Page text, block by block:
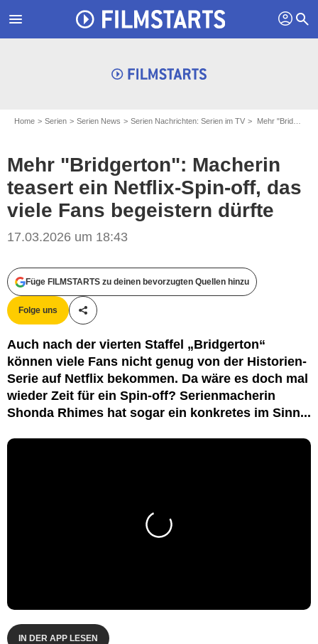
menu profil search
Home Serien Serien News Serien Nachrichten: Serien im TV Mehr "Bridgerton": Macherin teasert ein Netflix-Spin-off, das viele Fans begeistern dürfte
Mehr "Bridgerton": Macherin
teasert ein Netflix-Spin-off, das
viele Fans begeistern dürfte
17.03.2026 um 18:43
Füge FILMSTARTS zu deinen bevorzugten Quellen hinzu
Folge uns
Teile diesen Artikel
Auch nach der vierten Staffel „Bridgerton“
können viele Fans nicht genug von der Historien-
Serie auf Netflix bekommen. Da wäre es doch mal
wieder Zeit für ein Spin-off? Serienmacherin
Shonda Rhimes hat sogar ein konkretes im Sinn...
IN DER APP LESEN